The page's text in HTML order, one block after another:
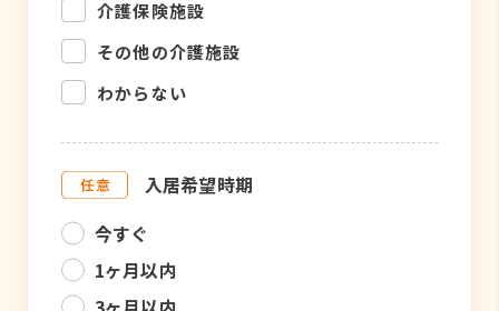
介護保険施設
その他の介護施設
わからない
入居希望時期
今すぐ
1ヶ月以内